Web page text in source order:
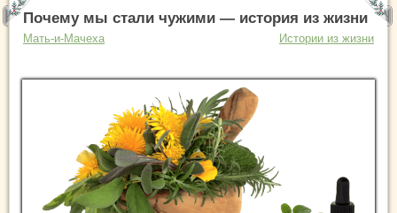
Почему мы стали чужими — история из жизни
Мать-и-Мачеха Истории из жизни